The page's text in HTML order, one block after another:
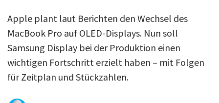
iPad
Tests
Tipps
Magazine
Apple plant laut Berichten den Wechsel des
MacBook Pro auf OLED-Displays. Nun soll
Samsung Display bei der Produktion einen
wichtigen Fortschritt erzielt haben – mit Folgen
für Zeitplan und Stückzahlen.